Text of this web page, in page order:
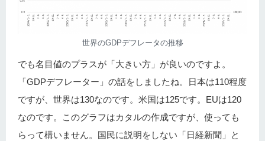
世界のGDPデフレータの推移
でも名目値のプラスが「大きい方」が良いのですよ。
「GDPデフレーター」の話をしましたね。日本は110程度
ですが、世界は130なのです。米国は125です。EUは120
なのです。このグラフはカタルの作成ですが、使っても
らって構いません。国民に説明をしない「日経新聞」と